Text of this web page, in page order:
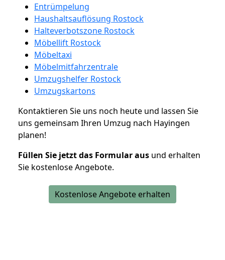
Entrümpelung
Haushaltsauflösung Rostock
Halteverbotszone Rostock
Möbellift Rostock
Möbeltaxi
Möbelmitfahrzentrale
Umzugshelfer Rostock
Umzugskartons
Kontaktieren Sie uns noch heute und lassen Sie
uns gemeinsam Ihren Umzug nach Hayingen
planen!
Füllen Sie jetzt das Formular aus und erhalten
Sie kostenlose Angebote.
Kostenlose Angebote erhalten